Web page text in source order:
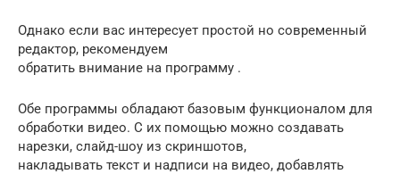
Однако если вас интересует простой но современный
редактор, рекомендуем
обратить внимание на программу .
Обе программы обладают базовым функционалом для
обработки видео. С их помощью можно создавать
нарезки, слайд-шоу из скриншотов,
накладывать текст и надписи на видео, добавлять